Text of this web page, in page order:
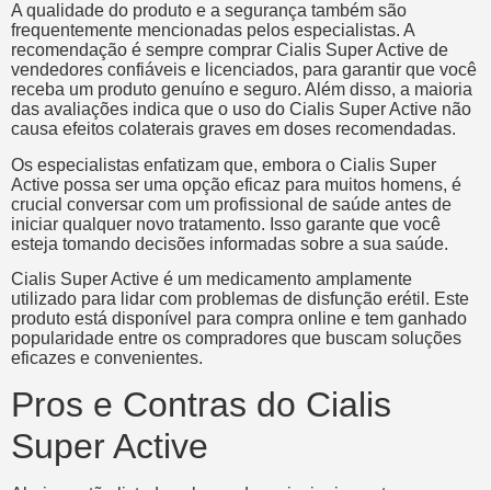
A qualidade do produto e a segurança também são
frequentemente mencionadas pelos especialistas. A
recomendação é sempre comprar Cialis Super Active de
vendedores confiáveis e licenciados, para garantir que você
receba um produto genuíno e seguro. Além disso, a maioria
das avaliações indica que o uso do Cialis Super Active não
causa efeitos colaterais graves em doses recomendadas.
Os especialistas enfatizam que, embora o Cialis Super
Active possa ser uma opção eficaz para muitos homens, é
crucial conversar com um profissional de saúde antes de
iniciar qualquer novo tratamento. Isso garante que você
esteja tomando decisões informadas sobre a sua saúde.
Cialis Super Active é um medicamento amplamente
utilizado para lidar com problemas de disfunção erétil. Este
produto está disponível para compra online e tem ganhado
popularidade entre os compradores que buscam soluções
eficazes e convenientes.
Pros e Contras do Cialis
Super Active